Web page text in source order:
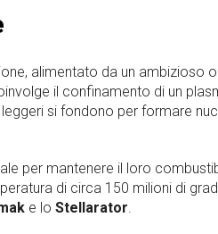
alimentato da un ambizioso
il confinamento di un
si fondono per formare
per mantenere il loro
di circa 150 milioni di
e lo Stellarator.